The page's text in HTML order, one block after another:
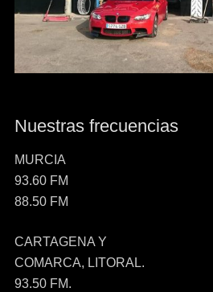
Nuestras frecuencias
MURCIA
93.60 FM
88.50 FM
CARTAGENA Y
COMARCA, LITORAL.
93.50 FM.